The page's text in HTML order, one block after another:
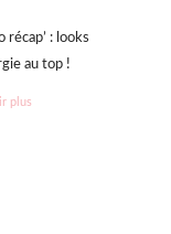
récap’ : looks
au top !
plus